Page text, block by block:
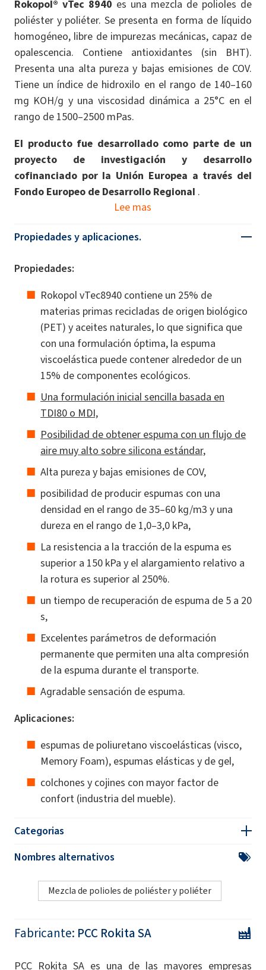
Rokopol® vTec 8940 es una mezcla de polioles de
poliéster y poliéter. Se presenta en forma de líquido
homogéneo, libre de impurezas mecánicas, capaz de
opalescencia. Contiene antioxidantes (sin BHT).
Presenta una alta pureza y bajas emisiones de COV.
Tiene un índice de hidroxilo en el rango de 140–160
mg KOH/g y una viscosidad dinámica a 25°C en el
rango de 1500–2500 mPas.
El producto fue desarrollado como parte de un
proyecto de investigación y desarrollo
cofinanciado por la Unión Europea a través del
Fondo Europeo de Desarrollo Regional .
Lee mas
Propiedades y aplicaciones.
Propiedades:
Rokopol vTec8940 contiene un 25% de
materias primas recicladas de origen biológico
(PET) y aceites naturales, lo que significa que
con una formulación óptima, la espuma
viscoelástica puede contener alrededor de un
15% de componentes ecológicos.
Una formulación inicial sencilla basada en
TDI80 o MDI,
Posibilidad de obtener espuma con un flujo de
aire muy alto sobre silicona estándar,
Alta pureza y bajas emisiones de COV,
posibilidad de producir espumas con una
densidad en el rango de 35–60 kg/m3 y una
dureza en el rango de 1,0–3,0 kPa,
La resistencia a la tracción de la espuma es
superior a 150 kPa y el alargamiento relativo a
la rotura es superior al 250%.
un tiempo de recuperación de espuma de 5 a 20
s,
Excelentes parámetros de deformación
permanente que permiten una alta compresión
de la espuma durante el transporte.
Agradable sensación de espuma.
Aplicaciones:
espumas de poliuretano viscoelásticas (visco,
Memory Foam), espumas elásticas y de gel,
colchones y cojines con mayor factor de
confort (industria del mueble).
Categorias
Nombres alternativos
Mezcla de polioles de poliéster y poliéter
Fabricante: PCC Rokita SA
PCC Rokita SA es una de las mayores empresas